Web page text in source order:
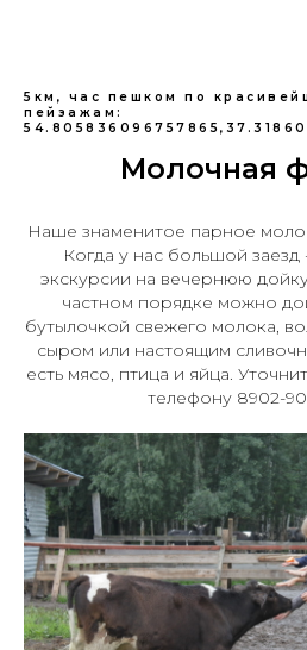
5км, час пешком по
пейзажам:
Молочная
Наше знаменитое парное
Когда у нас большой
экскурсии на вечернюю
частном порядке можно
бутылочкой свежего молока,
сыром или настоящим
есть мясо, птица и яйца.
телефону 8902-